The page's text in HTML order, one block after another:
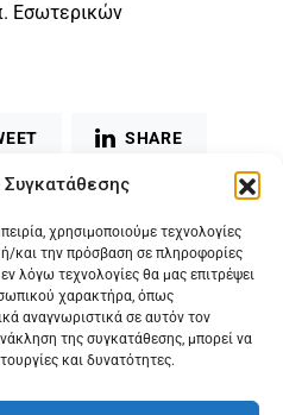
Συγκατάθεσης
χρησιμοποιούμε τεχνολογίες
και την πρόσβαση σε πληροφορίες
λόγω τεχνολογίες θα μας επιτρέψει
χαρακτήρα, όπως
αναγνωριστικά σε αυτόν τον
της συγκατάθεσης, μπορεί να
και δυνατότητες.
Εσωτερικών
SHARE